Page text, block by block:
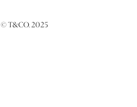
© T&CO. 2025